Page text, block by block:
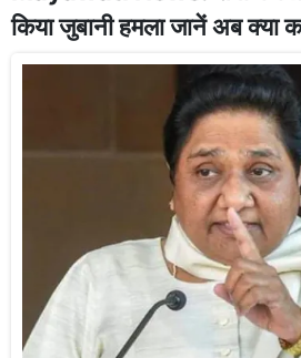
किया जुबानी हमला जानें अब क्या